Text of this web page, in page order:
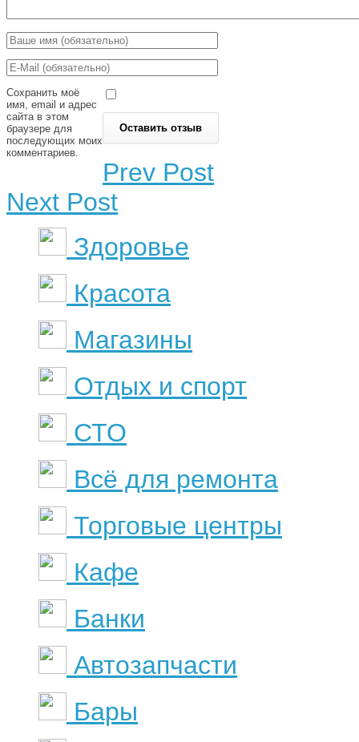
Сохранить моё
имя, email и адрес
сайта в этом
браузере для
последующих моих
комментариев.
Prev Post
Next Post
Здоровье
Красота
Магазины
Отдых и спорт
СТО
Всё для ремонта
Торговые центры
Кафе
Банки
Автозапчасти
Бары